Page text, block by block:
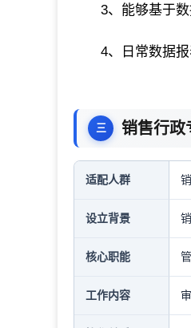
3、能够基于
4、日常数据
销售行政
适配人群
设立背景
核心职能
工作内容